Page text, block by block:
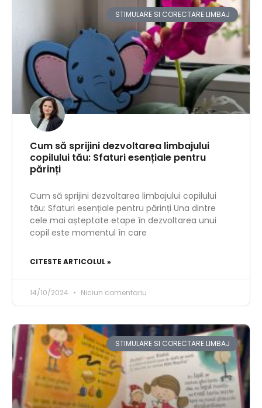
STIMULARE SI CORECTARE LIMBAJ
Cum să sprijini dezvoltarea limbajului
copilului tău: Sfaturi esențiale pentru
părinți
Cum să sprijini dezvoltarea limbajului copilului
tău: Sfaturi esențiale pentru părinți Una dintre
cele mai așteptate etape în dezvoltarea unui
copil este momentul în care
CITESTE ARTICOLUL »
14/10/2024 Niciun comentariu
STIMULARE SI CORECTARE LIMBAJ